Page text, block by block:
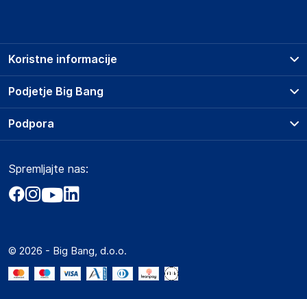
Podjetje Big Bang
O podjetju
Obvestila za javnost
Akt o digitalnih storitvah
Marketplace za partnerje
Novosti
Koristne informacije
Prodajna mesta
Storitve
Dostava, vnos in odvoz
Zavarovanje izdelkov
Podpora
Marketplace
Kako oddati naročilo?
Spremljajte nas:
© 2026 - Big Bang, d.o.o.